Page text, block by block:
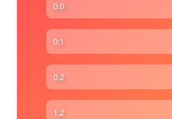
0:0
0:1
0:2
1:2